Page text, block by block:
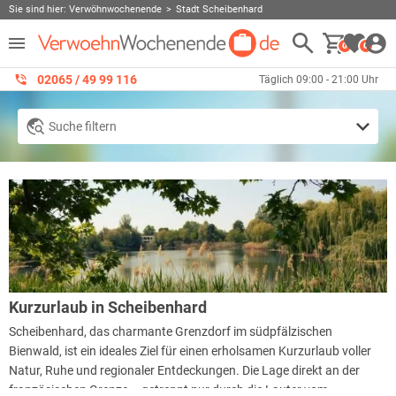
Sie sind hier: Verwöhnwochenende Stadt Scheibenhard
0 0
02065 / 49 ‌99 116 Täglich 09:00 - 21:00 Uhr
Suche filtern
Kurzurlaub in Scheibenhard
Scheibenhard, das charmante Grenzdorf im südpfälzischen
Bienwald, ist ein ideales Ziel für einen erholsamen Kurzurlaub voller
Natur, Ruhe und regionaler Entdeckungen. Die Lage direkt an der
französischen Grenze – getrennt nur durch die Lauter vom